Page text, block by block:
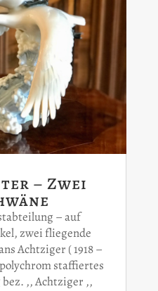
– Zwei
– auf
zwei fliegende
Achtziger ( 1918 –
staffiertes
,, Achtziger ,,